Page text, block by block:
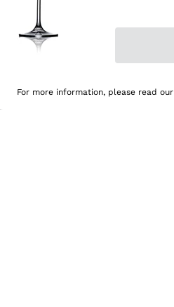
For more information, please read our